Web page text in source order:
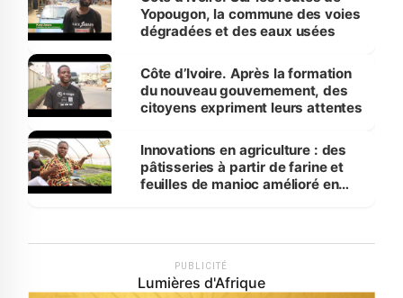
Yopougon, la commune des voies
dégradées et des eaux usées
Côte d’Ivoire. Après la formation
du nouveau gouvernement, des
citoyens expriment leurs attentes
Innovations en agriculture : des
pâtisseries à partir de farine et
feuilles de manioc amélioré en
PUBLICITÉ
Lumières d'Afrique